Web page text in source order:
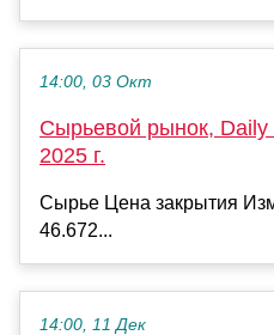
14:00, 03 Окт
Сырьевой рынок, Daily
2025 г.
Сырье Цена закрытия
46.672...
14:00, 11 Дек